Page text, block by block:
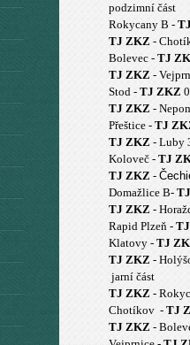
podzimní část
Rokycany B -
TJ ZKZ -
Bolevec - TJ
TJ ZKZ -
Stod - TJ ZKZ
TJ ZKZ -
Přeštice - TJ
TJ ZKZ - Luby
Koloveč - TJ
TJ ZKZ -
Domažlice B-
TJ ZKZ -
Rapid Plzeň -
Klatovy - TJ
TJ ZKZ -
jarní část
TJ ZKZ -
Chotíkov - TJ
TJ ZKZ -